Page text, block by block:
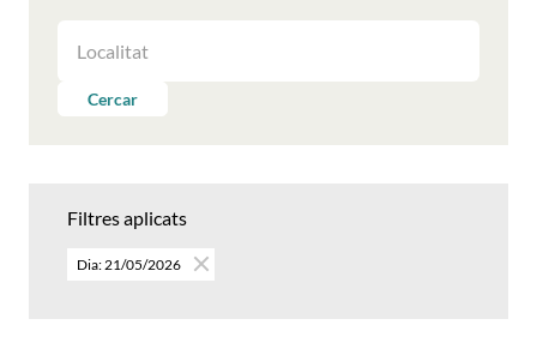
LES
PERCercar
Filtres aplicats
Dia: 21/05/2026